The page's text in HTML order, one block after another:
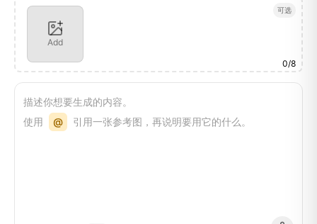
可选
Add
0/8
描述你想要生成的内容。
使用
@ 引用一张参考图，再说明要用它的什么。